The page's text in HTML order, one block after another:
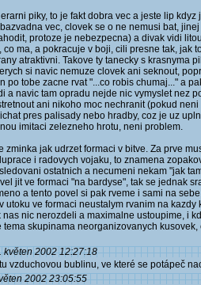
piky, to je fakt dobra vec a jeste lip
vec, clovek se o ne nemusi bat,
protoze je nebezpecna) a divak vidi
co ma, a pokracuje v boji, cili presne tak, jak
atraktivni. Takove ty tanecky s krasnyma
si navic nemuze clovek ani seknout,
po tobe zacne rvat "...co robis chumaj..." a
a navic tam opradu nejde nic vymyslet nez
ani nikoho moc nechranit (pokud
pres palisady nebo hradby, coz je uz
imitaci zelezneho hrotu, neni problem.
zminka jak udrzet formaci v bitve. Za prve
i radovych vojaku, to znamena
ostatnich a necumeni nekam "jak
jit ve formaci "na bardyse", tak se jednak
a tento povel si pak rveme i sami na
utoku ve formaci neustalym rvanim na kazdy
nas nic nerozdeli a maximalne ustoupime, i
tema skupinama neorganizovanych
květen 2002 12:27:18
vzduchovou bublinu, ve které se potápeč
2002 23:05:55